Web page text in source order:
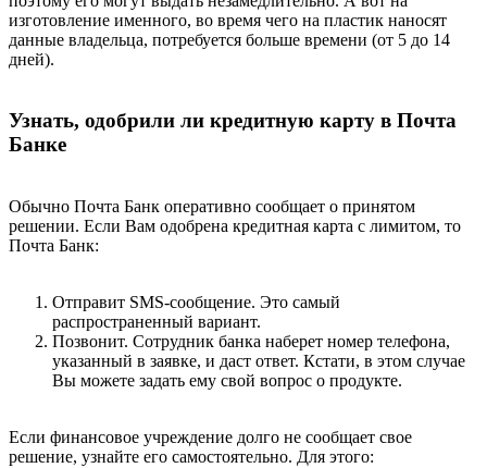
изготовление именного, во время чего на пластик наносят
данные владельца, потребуется больше времени (от 5 до 14
дней).
Узнать, одобрили ли кредитную карту в Почта
Банке
Обычно Почта Банк оперативно сообщает о принятом
решении. Если Вам одобрена кредитная карта с лимитом, то
Почта Банк:
Отправит SMS-сообщение. Это самый
распространенный вариант.
Позвонит. Сотрудник банка наберет номер телефона,
указанный в заявке, и даст ответ. Кстати, в этом случае
Вы можете задать ему свой вопрос о продукте.
Если финансовое учреждение долго не сообщает свое
решение, узнайте его самостоятельно. Для этого: